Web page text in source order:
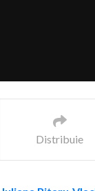
Distribuie